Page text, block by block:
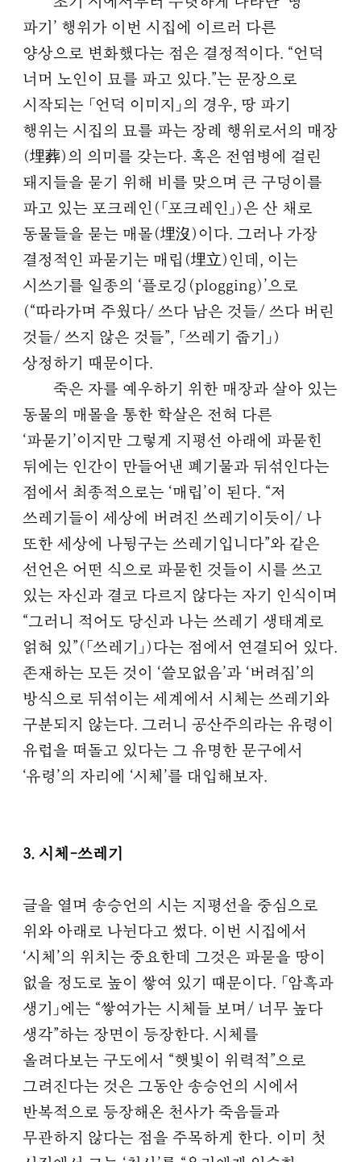
파기’ 행위가 이번 시집에 이르러 다른
양상으로 변화했다는 점은 결정적이다. “언덕
너머 노인이 묘를 파고 있다.”는 문장으로
시작되는 「언덕 이미지」의 경우, 땅 파기
행위는 시집의 묘를 파는 장례 행위로서의 매장
(埋葬)의 의미를 갖는다. 혹은 전염병에 걸린
돼지들을 묻기 위해 비를 맞으며 큰 구덩이를
파고 있는 포크레인(「포크레인」)은 산 채로
동물들을 묻는 매몰(埋沒)이다. 그러나 가장
결정적인 파묻기는 매립(埋立)인데, 이는
시쓰기를 일종의 ‘플로깅(plogging)’으로
(“따라가며 주웠다/ 쓰다 남은 것들/ 쓰다 버린
것들/ 쓰지 않은 것들”, 「쓰레기 줍기」)
상정하기 때문이다.
죽은 자를 예우하기 위한 매장과 살아 있는
동물의 매몰을 통한 학살은 전혀 다른
‘파묻기’이지만 그렇게 지평선 아래에 파묻힌
뒤에는 인간이 만들어낸 폐기물과 뒤섞인다는
점에서 최종적으로는 ‘매립’이 된다. “저
쓰레기들이 세상에 버려진 쓰레기이듯이/ 나
또한 세상에 나뒹구는 쓰레기입니다”와 같은
선언은 어떤 식으로 파묻힌 것들이 시를 쓰고
있는 자신과 결코 다르지 않다는 자기 인식이며
“그러니 적어도 당신과 나는 쓰레기 생태계로
얽혀 있”(「쓰레기」)다는 점에서 연결되어 있다.
존재하는 모든 것이 ‘쓸모없음’과 ‘버려짐’의
방식으로 뒤섞이는 세계에서 시체는 쓰레기와
구분되지 않는다. 그러니 공산주의라는 유령이
유럽을 떠돌고 있다는 그 유명한 문구에서
‘유령’의 자리에 ‘시체’를 대입해보자.
3. 시체-쓰레기
글을 열며 송승언의 시는 지평선을 중심으로
위와 아래로 나뉜다고 썼다. 이번 시집에서
‘시체’의 위치는 중요한데 그것은 파묻을 땅이
없을 정도로 높이 쌓여 있기 때문이다. 「암흑과
생기」에는 “쌓여가는 시체들 보며/ 너무 높다
생각”하는 장면이 등장한다. 시체를
올려다보는 구도에서 “햇빛이 위력적”으로
그려진다는 것은 그동안 송승언의 시에서
반복적으로 등장해온 천사가 죽음들과
무관하지 않다는 점을 주목하게 한다. 이미 첫